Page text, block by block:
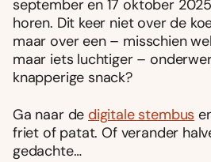
september en 17 oktober
horen. Dit keer niet over de
maar over een – misschien
maar iets luchtiger –
knapperige snack?
Ga naar de digitale stembus
friet of patat. Of verander
gedachte…